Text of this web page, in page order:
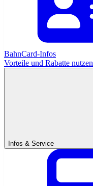
BahnCard-Infos
Vorteile und Rabatte nutzen
Infos & Service